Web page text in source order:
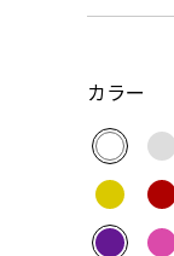
カラー